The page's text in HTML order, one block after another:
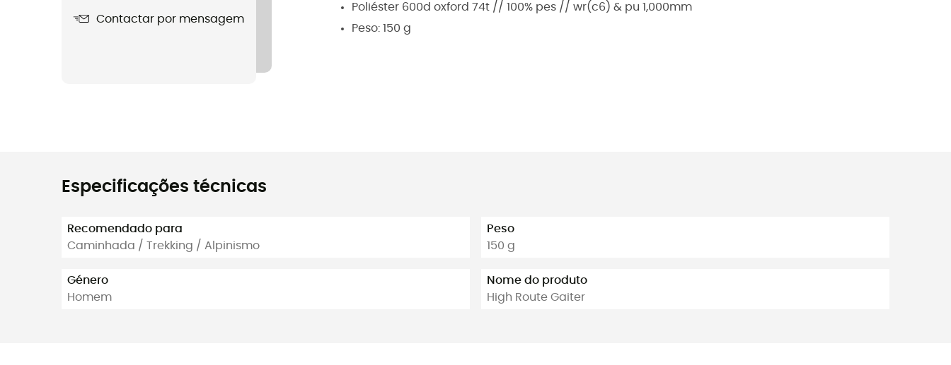
Contactar por mensagem
Poliéster 600d oxford 74t // 100% pes // wr(c6) & pu 1,000mm
Peso: 150 g
Especificações técnicas
Recomendado para
Caminhada / Trekking / Alpinismo
Género
Homem
Peso
150 g
Nome do produto
High Route Gaiter